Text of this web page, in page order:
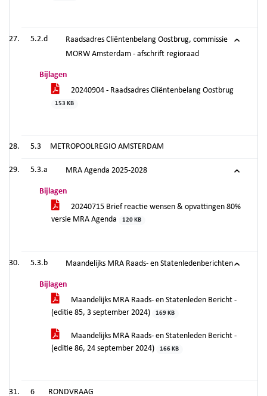
5.2.d
Raadsadres Cliëntenbelang Oostbrug, commissie
MORW Amsterdam - afschrift regioraad
Bijlagen
20240904 - Raadsadres Cliëntenbelang Oostbrug
153 KB
5.3 METROPOOLREGIO AMSTERDAM
5.3.a MRA Agenda 2025-2028
Bijlagen
20240715 Brief reactie wensen & opvattingen 80%
versie MRA Agenda
120 KB
5.3.b Maandelijks MRA Raads- en Statenledenberichten
Bijlagen
Maandelijks MRA Raads- en Statenleden Bericht -
(editie 85, 3 september 2024)
169 KB
Maandelijks MRA Raads- en Statenleden Bericht -
(editie 86, 24 september 2024)
166 KB
6 RONDVRAAG